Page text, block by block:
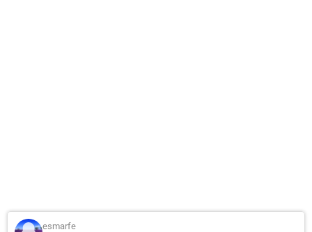
esmarfe